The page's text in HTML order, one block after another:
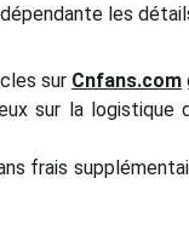
les
sur Cnfans.com
sur la
frais